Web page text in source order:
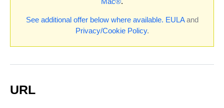
See additional offer below where available. EULAand
Privacy/Cookie Policy.
URL